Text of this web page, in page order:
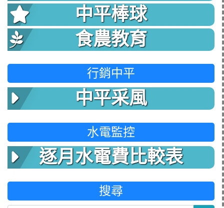
中平棒球
食農教育
行銷中平
中平采風
水電監控
逐月水電費比較表
搜尋